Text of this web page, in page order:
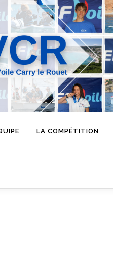
LA COMPÉTITION